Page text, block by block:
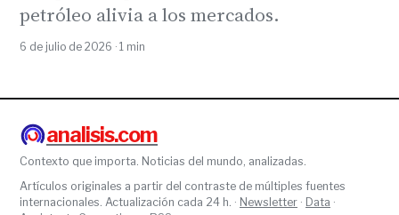
petróleo alivia a los mercados.
6 de julio de 2026 · 1 min
analisis.com
Contexto que importa. Noticias del mundo, analizadas.
Artículos originales a partir del contraste de múltiples fuentes
internacionales. Actualización cada 24 h. · Newsletter · Data ·